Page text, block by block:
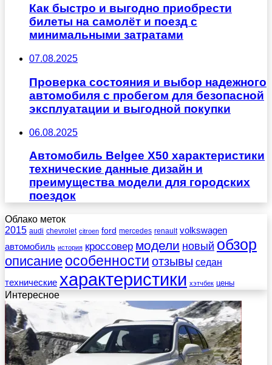
Как быстро и выгодно приобрести
билеты на самолёт и поезд с
минимальными затратами
07.08.2025
Проверка состояния и выбор надежного
автомобиля с пробегом для безопасной
эксплуатации и выгодной покупки
06.08.2025
Автомобиль Belgee X50 характеристики
технические данные дизайн и
преимущества модели для городских
поездок
Облако меток
2015 audi chevrolet citroen ford mercedes renault volkswagen
автомобиль история кроссовер модели новый обзор
описание особенности отзывы седан
технические характеристики хэтчбек цены
Интересное